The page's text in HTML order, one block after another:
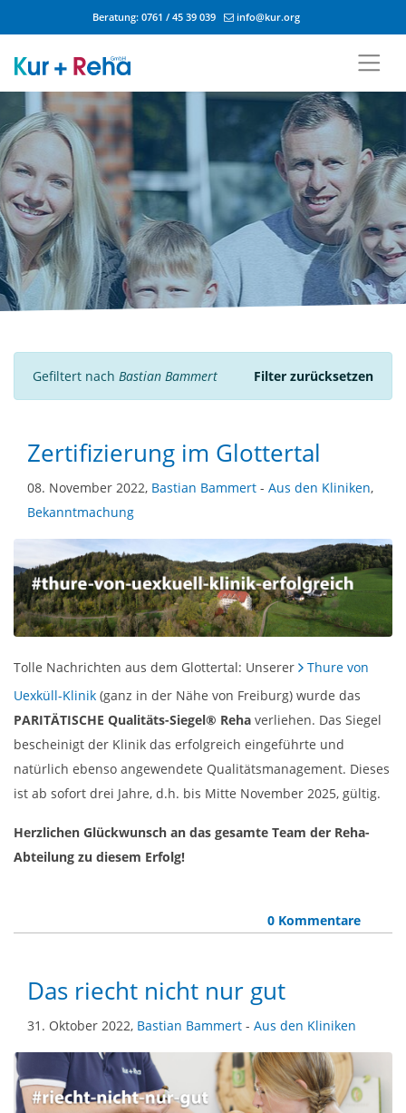
Beratung: 0761 / 45 39 039 info@kur.org
Gefiltert nach Bastian Bammert Filter zurücksetzen
Zertifizierung im Glottertal
08. November 2022, Bastian Bammert - Aus den Kliniken,
Bekanntmachung
Tolle Nachrichten aus dem Glottertal: Unserer
Thure von
Uexküll-Klinik (ganz in der Nähe von Freiburg) wurde das
PARITÄTISCHE Qualitäts-Siegel® Reha verliehen. Das Siegel
bescheinigt der Klinik das erfolgreich eingeführte und
natürlich ebenso angewendete Qualitätsmanagement. Dieses
ist ab sofort drei Jahre, d.h. bis Mitte November 2025, gültig.
Herzlichen Glückwunsch an das gesamte Team der Reha-
Abteilung zu diesem Erfolg!
0 Kommentare
Das riecht nicht nur gut
31. Oktober 2022, Bastian Bammert - Aus den Kliniken